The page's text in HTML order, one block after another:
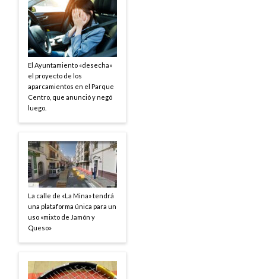
El Ayuntamiento «desecha»
el proyecto de los
aparcamientos en el Parque
Centro, que anunció y negó
luego.
La calle de «La Mina» tendrá
una plataforma única para un
uso «mixto de Jamón y
Queso»